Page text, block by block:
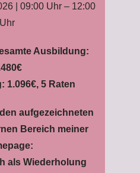
| 09:00 Uhr – 12:00
Uhr
Ausbildung:
1.096€, 5 Raten
aufgezeichneten
Bereich meiner
als Wiederholung